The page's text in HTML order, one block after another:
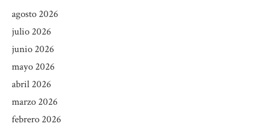
agosto 2026
julio 2026
junio 2026
mayo 2026
abril 2026
marzo 2026
febrero 2026